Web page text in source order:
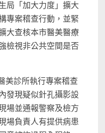
局「加大力度」擴大
專案稽查行動，並緊
大查核本市醫美醫療
檢視非公共空間是否
美診所執行專案稽查
發現疑似針孔攝影設
場並通報警察及檢方
場負責人有提供病患